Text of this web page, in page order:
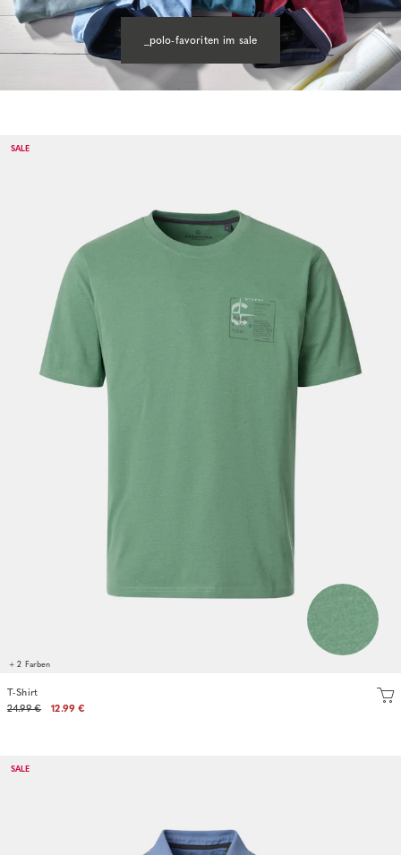
_polo-favoriten im sale
SALE
+ 2 Farben
T-Shirt
24.99 €
12.99 €
SALE